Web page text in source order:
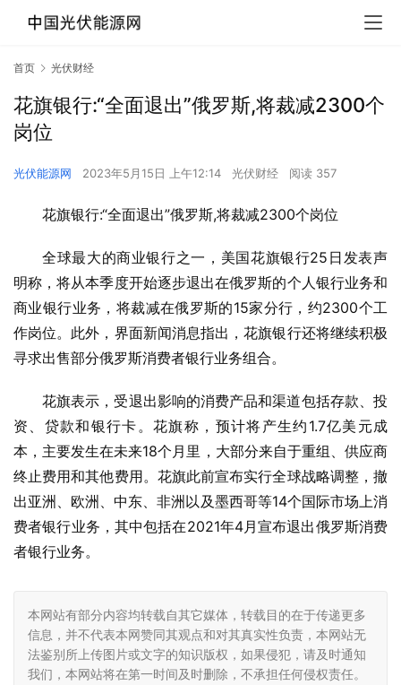
首页 光伏财经
花旗银行:“全面退出”俄罗斯,将裁减2300个
岗位
光伏能源网 2023年5月15日 上午12:14 光伏财经 阅读 357
花旗银行:“全面退出”俄罗斯,将裁减2300个岗位
全球最大的商业银行之一，美国花旗银行25日发表声
明称，将从本季度开始逐步退出在俄罗斯的个人银行业务和
商业银行业务，将裁减在俄罗斯的15家分行，约2300个工
作岗位。此外，界面新闻消息指出，花旗银行还将继续积极
寻求出售部分俄罗斯消费者银行业务组合。
花旗表示，受退出影响的消费产品和渠道包括存款、投
资、贷款和银行卡。花旗称，预计将产生约1.7亿美元成
本，主要发生在未来18个月里，大部分来自于重组、供应商
终止费用和其他费用。花旗此前宣布实行全球战略调整，撤
出亚洲、欧洲、中东、非洲以及墨西哥等14个国际市场上消
费者银行业务，其中包括在2021年4月宣布退出俄罗斯消费
者银行业务。
本网站有部分内容均转载自其它媒体，转载目的在于传递更多
信息，并不代表本网赞同其观点和对其真实性负责，本网站无
法鉴别所上传图片或文字的知识版权，如果侵犯，请及时通知
我们，本网站将在第一时间及时删除，不承担任何侵权责任。